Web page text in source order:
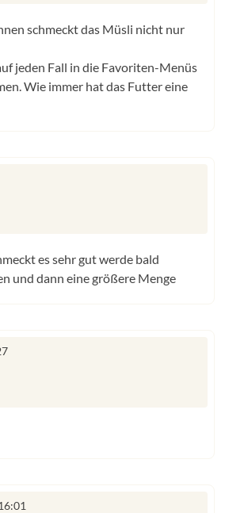
schmeckt das Müsli nicht nur
jeden Fall in die Favoriten-Menüs
Wie immer hat das Futter eine
es sehr gut werde bald
und dann eine größere Menge